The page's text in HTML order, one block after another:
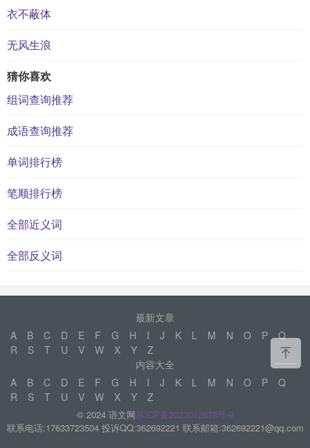
衣不蔽体
无风生浪
猜你喜欢
组词查询推荐
成语查询推荐
单词排行榜
笔顺排行榜
全部近义词
全部反义词
最新文章
A
B C D E F G H I J K L M N O P
Q
R
S T U V W X Y
Z
内容大全
A
B C D E F G H I J K L M N O P
Q
R
S T U V W X Y Z
© 2024 语文网苏ICP备2023012678号-9
联系电话:17633723504 投诉QQ:362692221 联系邮箱:362692221@qq.com